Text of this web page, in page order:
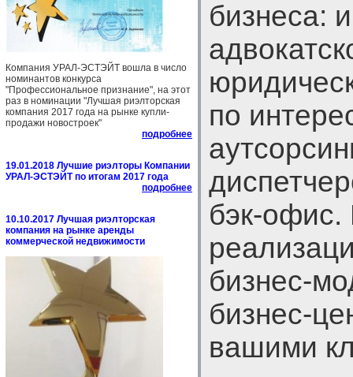
Компания УРАЛ-ЭСТЭЙТ вошла в число
номинантов конкурса
"Профессиональное признание", на этот
раз в номинации "Лучшая риэлторская
компания 2017 года на рынке купли-
продажи новостроек"
подробнее
19.01.2018 Лучшие риэлторы Компании
УРАЛ-ЭСТЭЙТ по итогам 2017 года
подробнее
10.10.2017 Лучшая риэлторская
компания на рынке аренды
коммерческой недвижимости
бизнеса:
по
бэк-офис.
бизнес-
бизнес-
вашими